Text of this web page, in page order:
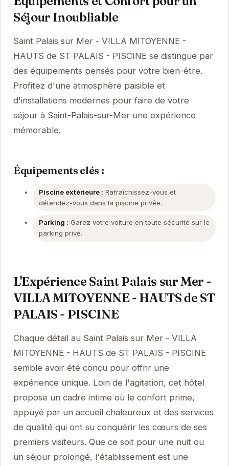
Séjour Inoubliable
Saint Palais sur Mer - VILLA MITOYENNE -
HAUTS de ST PALAIS - PISCINE se distingue par
des équipements pensés pour votre bien-être.
Profitez d'une atmosphère paisible et
d'installations modernes pour faire de votre
séjour à Saint-Palais-sur-Mer une expérience
mémorable.
Équipements clés :
Piscine extérieure : Rafraîchissez-vous et
détendez-vous dans la piscine privée.
Parking : Garez votre voiture en toute sécurité sur le
parking privé.
L'Expérience Saint Palais sur Mer -
VILLA MITOYENNE - HAUTS de ST
PALAIS - PISCINE
Chaque détail au Saint Palais sur Mer - VILLA
MITOYENNE - HAUTS de ST PALAIS - PISCINE
semble avoir été conçu pour offrir une
expérience unique. Loin de l'agitation, cet hôtel
propose un cadre intime où le confort prime,
appuyé par un accueil chaleureux et des services
de qualité qui ont su conquérir les cœurs de ses
premiers visiteurs. Que ce soit pour une nuit ou
un séjour prolongé, l'établissement est une